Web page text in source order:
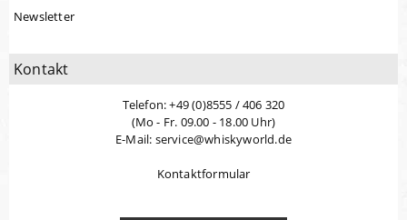
Newsletter
Kontakt
Telefon: +49 (0)8555 / 406 320
(Mo - Fr. 09.00 - 18.00 Uhr)
E-Mail: service@whiskyworld.de
Kontaktformular